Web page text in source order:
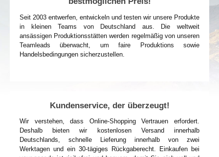
Seit 2003 entwerfen, entwickeln und testen wir unsere Produkte
in kleinen Teams von Deutschland aus. Die weltweit
ansässigen Produktionsstätten werden regelmäßig von unseren
Teamleads überwacht, um faire Produktions sowie
Handelsbedingungen sicherzustellen.
Kundenservice, der überzeugt!
Wir verstehen, dass Online-Shopping Vertrauen erfordert.
Deshalb bieten wir kostenlosen Versand innerhalb
Deutschlands, schnelle Lieferung innerhalb von zwei
Werktagen und ein 30-tägiges Rückgaberecht. Einkaufen bei